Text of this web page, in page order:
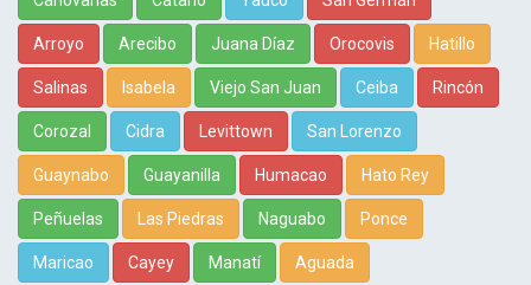
Arroyo Arecibo Juana Díaz Orocovis Hatillo
Salinas Isabela Viejo San Juan Ceiba Rincón
Corozal Cidra Levittown San Lorenzo
Guaynabo Guayanilla Humacao Hato Rey
Peñuelas Las Piedras Naguabo Ponce
Maricao Cayey Manatí Aguada